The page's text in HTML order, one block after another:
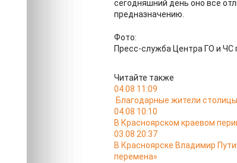
сегодняшний день оно всё
предназначению.
Фото:
Пресс-служба Центра ГО и ЧС
Читайте также
04.08 11:09
Благодарные жители
04.08 10:10
В Красноярском краевом
03.08 20:37
В Красноярске Владимир
перемена»